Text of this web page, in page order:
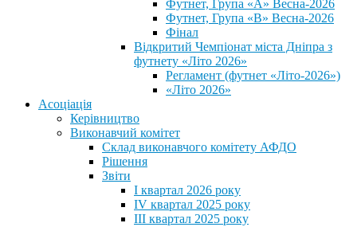
Футнет, Група «А» Весна-2026
Футнет, Група «В» Весна-2026
Фінал
Відкритий Чемпіонат міста Дніпра з
футнету «Літо 2026»
Регламент (футнет «Літо-2026»)
«Літо 2026»
Асоціація
Керівництво
Виконавчий комітет
Склад виконавчого комітету АФДО
Рішення
Звіти
I квартал 2026 року
IV квартал 2025 року
III квартал 2025 року